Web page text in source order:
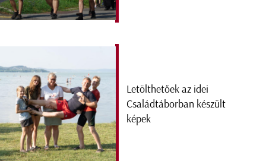
Letölthetőek az idei
Családtáborban készült
képek